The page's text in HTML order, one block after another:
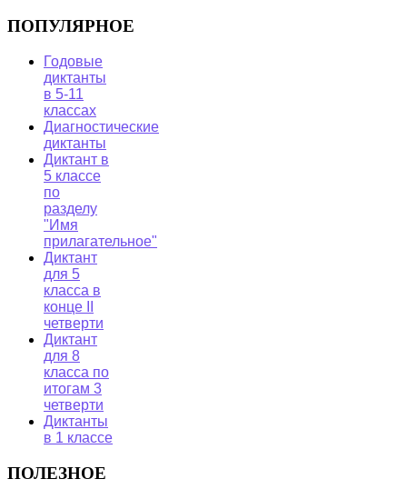
ПОПУЛЯРНОЕ
Годовые
диктанты
в 5-11
классах
Диагностические
диктанты
Диктант в
5 классе
по
разделу
"Имя
прилагательное"
Диктант
для 5
класса в
конце II
четверти
Диктант
для 8
класса по
итогам 3
четверти
Диктанты
в 1 классе
ПОЛЕЗНОЕ